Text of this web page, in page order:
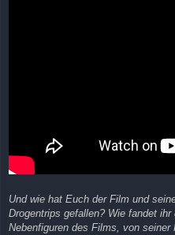
Und wie hat Euch der Film und
Drogentrips gefallen? Wie fandet
Nebenfiguren des Films, von